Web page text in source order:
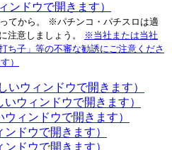
ンドウで開きます）
てから。
※パチンコ・パチスロは適
注意しましょう。
※当社または当社
ち子」等の不審な勧誘にご注意くださ
）
いウィンドウで開きます）
いウィンドウで開きます）
ウィンドウで開きます）
ンドウで開きます）
ンドウで開きます）